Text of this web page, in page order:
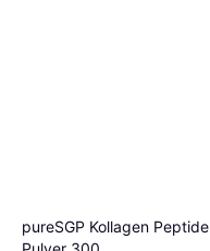
pureSGP Kollagen Peptide